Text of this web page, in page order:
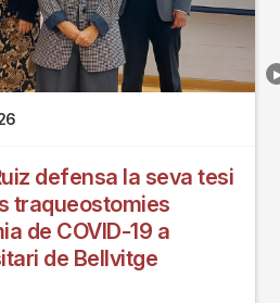
defensa la seva tesi
traqueostomies
de COVID-19 a
de Bellvitge